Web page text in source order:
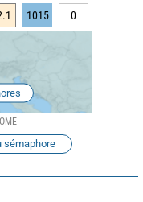
1015 0
sémaphore